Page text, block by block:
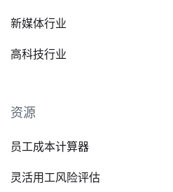
新媒体行业
高科技行业
资源
员工成本计算器
灵活用工风险评估